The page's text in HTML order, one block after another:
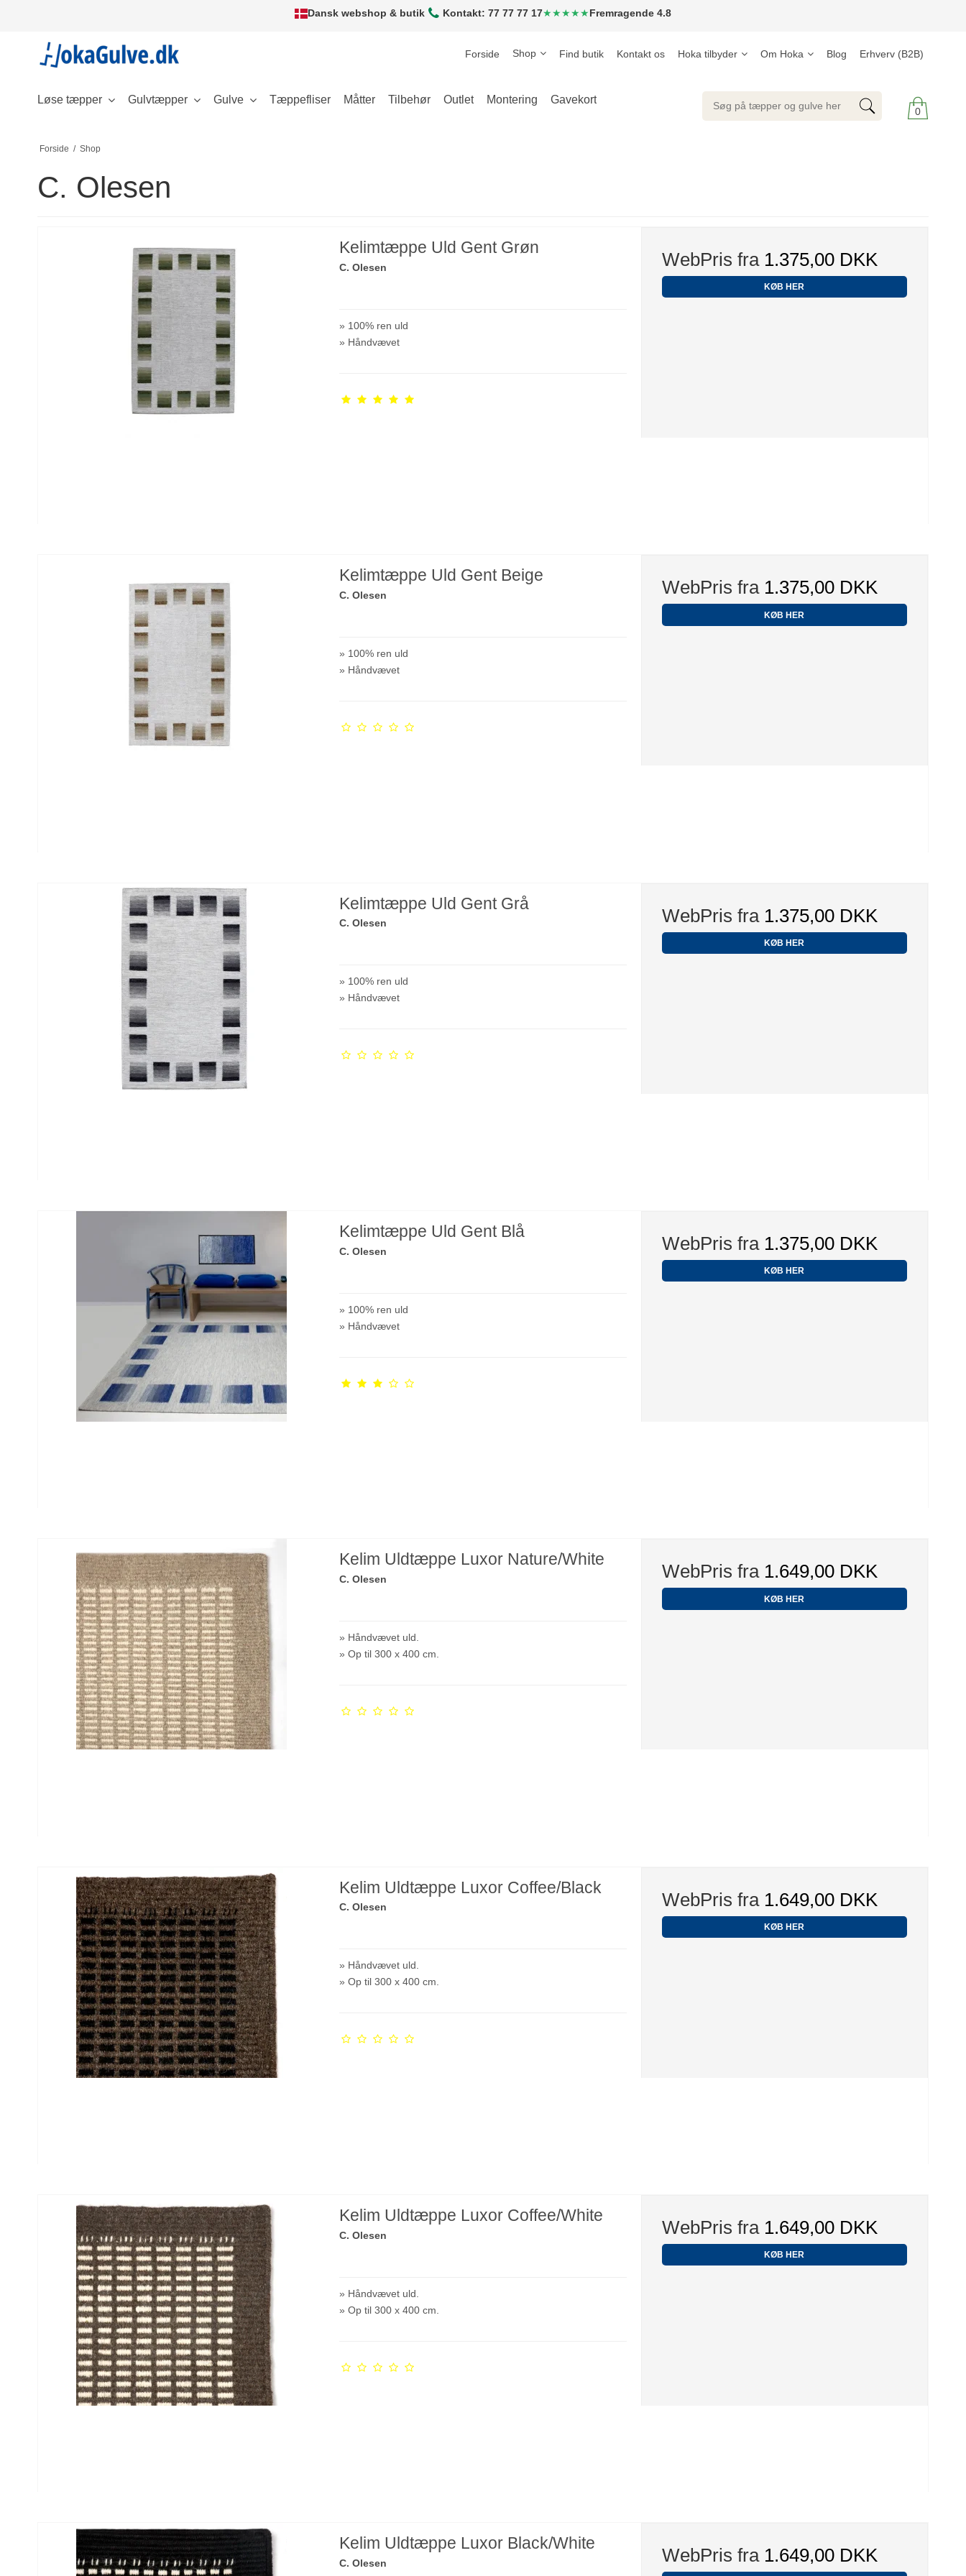
Dansk webshop & butik Kontakt: 77 77 77 17★★★★★Fremragende 4.8
Forside Shop Find butik Kontakt os Hoka tilbyder Om Hoka Blog Erhverv (B2B)
0
Løse tæpper Gulvtæpper Gulve Tæppefliser Måtter Tilbehør Outlet Montering Gavekort
Forside / Shop
C. Olesen
Kelimtæppe Uld Gent Grøn
C. Olesen
» 100% ren uld
» Håndvævet
WebPris fra 1.375,00 DKK
KØB HER
Kelimtæppe Uld Gent Beige
C. Olesen
» 100% ren uld
» Håndvævet
WebPris fra 1.375,00 DKK
KØB HER
Kelimtæppe Uld Gent Grå
C. Olesen
» 100% ren uld
» Håndvævet
WebPris fra 1.375,00 DKK
KØB HER
Kelimtæppe Uld Gent Blå
C. Olesen
» 100% ren uld
» Håndvævet
WebPris fra 1.375,00 DKK
KØB HER
Kelim Uldtæppe Luxor Nature/White
C. Olesen
» Håndvævet uld.
» Op til 300 x 400 cm.
WebPris fra 1.649,00 DKK
KØB HER
Kelim Uldtæppe Luxor Coffee/Black
C. Olesen
» Håndvævet uld.
» Op til 300 x 400 cm.
WebPris fra 1.649,00 DKK
KØB HER
Kelim Uldtæppe Luxor Coffee/White
C. Olesen
» Håndvævet uld.
» Op til 300 x 400 cm.
WebPris fra 1.649,00 DKK
KØB HER
Kelim Uldtæppe Luxor Black/White
C. Olesen WebPris fra 1.649,00 DKK